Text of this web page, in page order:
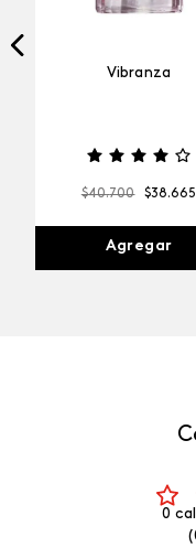
Vibranza
$40.700 $38.665
Agregar
0